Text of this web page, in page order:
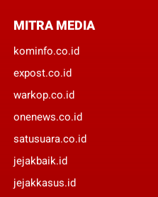
MITRA MEDIA
kominfo.co.id
expost.co.id
warkop.co.id
onenews.co.id
satusuara.co.id
jejakbaik.id
jejakkasus.id